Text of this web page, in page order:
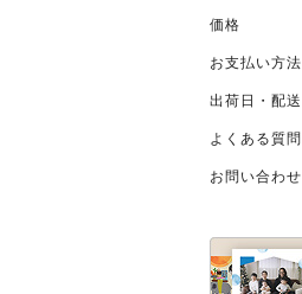
価格
お支払い方法
出荷日・配送
よくある質問
お問い合わせ